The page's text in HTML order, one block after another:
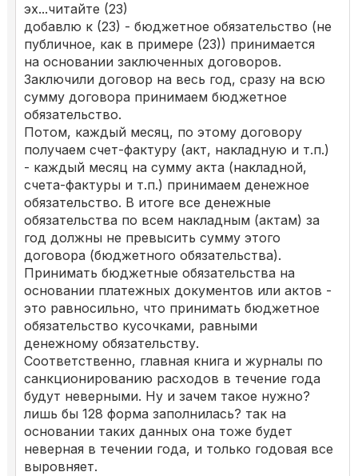
эх...читайте (23)
добавлю к (23) - бюджетное обязательство (не
публичное, как в примере (23)) принимается
на основании заключенных договоров.
Заключили договор на весь год, сразу на всю
сумму договора принимаем бюджетное
обязательство.
Потом, каждый месяц, по этому договору
получаем счет-фактуру (акт, накладную и т.п.)
- каждый месяц на сумму акта (накладной,
счета-фактуры и т.п.) принимаем денежное
обязательство. В итоге все денежные
обязательства по всем накладным (актам) за
год должны не превысить сумму этого
договора (бюджетного обязательства).
Принимать бюджетные обязательства на
основании платежных документов или актов -
это равносильно, что принимать бюджетное
обязательство кусочками, равными
денежному обязательству.
Соответственно, главная книга и журналы по
санкционированию расходов в течение года
будут неверными. Ну и зачем такое нужно?
лишь бы 128 форма заполнилась? так на
основании таких данных она тоже будет
неверная в течении года, и только годовая все
выровняет.